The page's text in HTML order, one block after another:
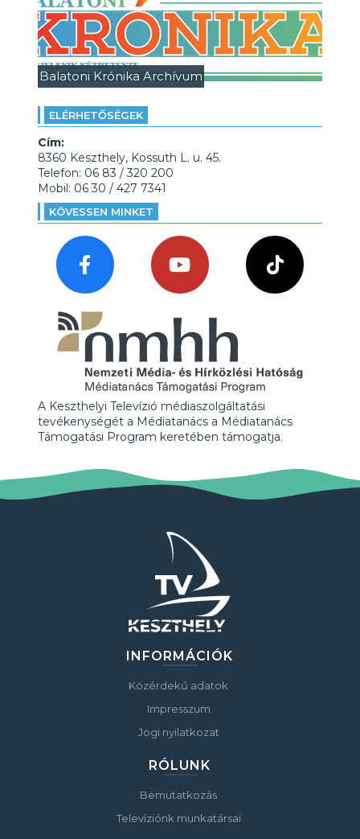
Balatoni Krónika Archívum
ELÉRHETŐSÉGEK
Cím:
8360 Keszthely, Kossuth L. u. 45.
Telefon: 06 83 / 320 200
Mobil: 06 30 / 427 7341
KÖVESSEN MINKET
A Keszthelyi Televízió médiaszolgáltatási
tevékenységét a Médiatanács a Médiatanács
Támogatási Program keretében támogatja.
INFORMÁCIÓK
Közérdekű adatok
Impresszum
Jogi nyilatkozat
RÓLUNK
Bemutatkozás
Televíziónk munkatársai